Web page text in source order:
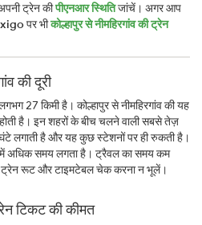
ट्रेन कीपीएनआर स्थितिजांचें। अगर आप
पर भीकोल्हापुर से नीमहिरगांव की ट्रेन
की दूरी
27 किमी है। कोल्हापुर से नीमहिरगांव की यह
होती है। इन शहरों के बीच चलने वाली सबसे तेज़
लगाती है और यह कुछ स्टेशनों पर ही रुकती है।
अधिक समय लगता है। ट्रैवल का समय कम
रूट और टाइमटेबल चेक करना न भूलें।
टिकट की कीमत